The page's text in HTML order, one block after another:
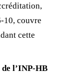
10, couvre
cette
l’INP-HB